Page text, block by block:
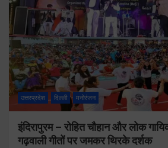
उत्तरप्रदेश दिल्ली मनोरंजन
इंदिरापुरम – रोहित चौहान और लोक
गढ़वाली गीतों पर जमकर थिरके दर्शक